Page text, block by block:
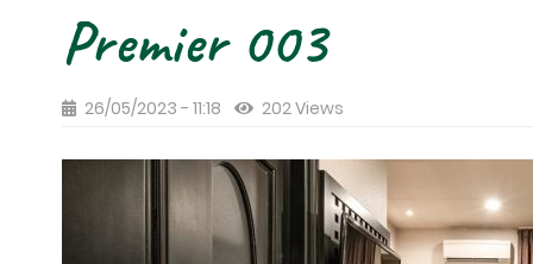
Premier 003
26/05/2023 - 11:18 202 Views